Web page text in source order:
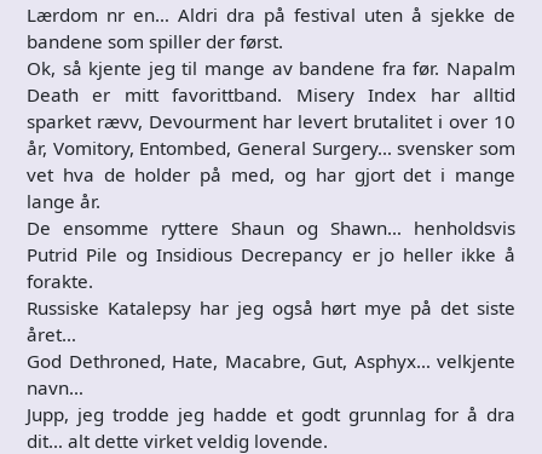
Lærdom nr en… Aldri dra på festival uten å sjekke de
bandene som spiller der først.
Ok, så kjente jeg til mange av bandene fra før. Napalm
Death er mitt favorittband. Misery Index har alltid
sparket rævv, Devourment har levert brutalitet i over 10
år, Vomitory, Entombed, General Surgery… svensker som
vet hva de holder på med, og har gjort det i mange
lange år.
De ensomme ryttere Shaun og Shawn… henholdsvis
Putrid Pile og Insidious Decrepancy er jo heller ikke å
forakte.
Russiske Katalepsy har jeg også hørt mye på det siste
året…
God Dethroned, Hate, Macabre, Gut, Asphyx… velkjente
navn…
Jupp, jeg trodde jeg hadde et godt grunnlag for å dra
dit… alt dette virket veldig lovende.